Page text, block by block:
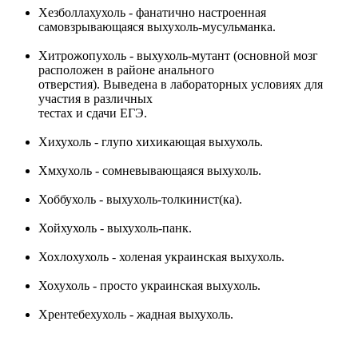
Хезболлахухоль - фанатично настроенная
самовзрывающаяся выхухоль-мусульманка.
Хитрожопухоль - выхухоль-мутант (основной мозг
расположен в районе анального
отверстия). Выведена в лабораторных условиях для
участия в различных
тестах и сдачи ЕГЭ.
Хихухоль - глупо хихикающая выхухоль.
Хмхухоль - сомневывающаяся выхухоль.
Хоббухоль - выхухоль-толкинист(ка).
Хойхухоль - выхухоль-панк.
Хохлохухоль - холеная украинская выхухоль.
Хохухоль - просто украинская выхухоль.
Хрентебехухоль - жадная выхухоль.